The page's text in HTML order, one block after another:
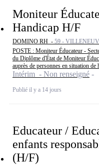
Moniteur
Handicap H/F
DOMINO RH - 59 -
POSTE : Moniteur Éducateur -
du Diplôme d'État de Moniteur
auprès de personnes en situation de
Intérim - Non renseigné
Publié il y a 14 jours
Educateur /
enfants
(H/F)